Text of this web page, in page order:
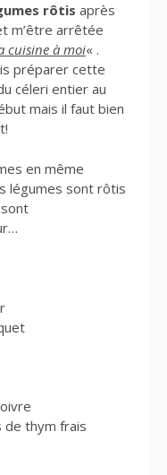
rôtis après
m’être arrêtée
cuisine à moi« .
préparer cette
céleri entier au
mais il faut bien
en même
légumes sont rôtis
de thym frais